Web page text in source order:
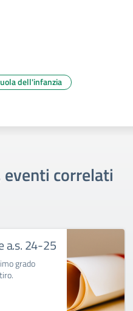
dell'infanzia
correlati
a.s. 24-25
grado